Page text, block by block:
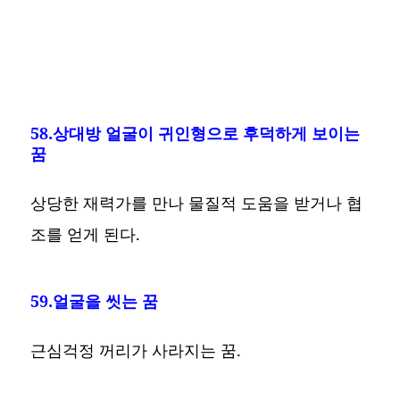
58.상대방 얼굴이 귀인형으로 후덕하게 보이는
꿈
상당한 재력가를 만나 물질적 도움을 받거나 협
조를 얻게 된다.
59.얼굴을 씻는 꿈
근심걱정 꺼리가 사라지는 꿈.